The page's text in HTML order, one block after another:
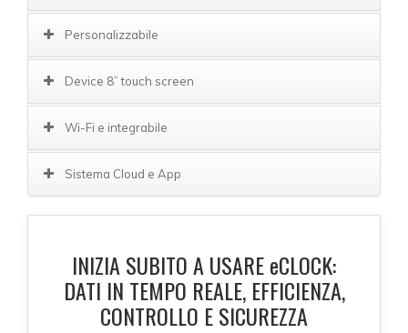
Personalizzabile
Device 8” touch screen
Wi-Fi e integrabile
Sistema Cloud e App
INIZIA SUBITO A USAREeCLOCK:
DATI IN TEMPO REALE, EFFICIENZA,
CONTROLLO E SICUREZZA